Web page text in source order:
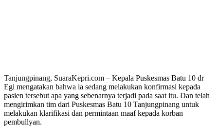
Tanjungpinang, SuaraKepri.com – Kepala Puskesmas Batu 10 dr
Egi mengatakan bahwa ia sedang melakukan konfirmasi kepada
pasien tersebut apa yang sebenarnya terjadi pada saat itu. Dan telah
mengirimkan tim dari Puskesmas Batu 10 Tanjungpinang untuk
melakukan klarifikasi dan permintaan maaf kepada korban
pembullyan.